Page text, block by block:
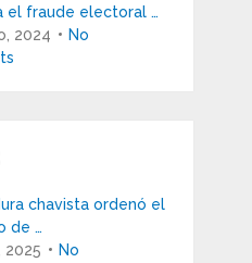
el fraude electoral …
2024
No
chavista ordenó el
de …
2025
No